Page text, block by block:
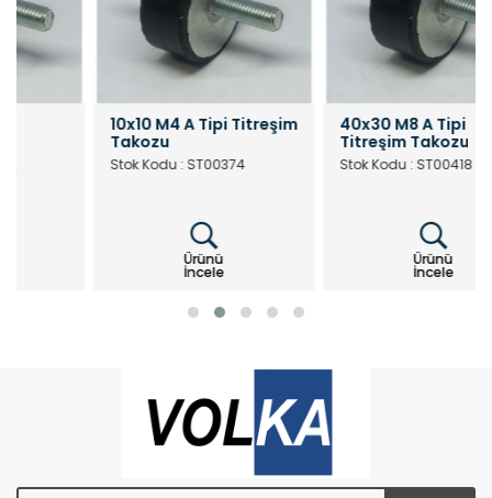
10x10 M4 A Tipi Titreşim
Stok Kodu : ST00374
40x30 M8 A Tipi
Titreşim Takozu
Stok Kodu : ST00418